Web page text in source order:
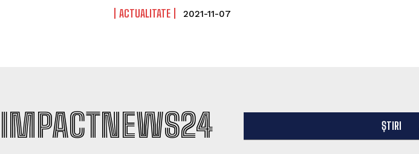
ACTUALITATE 2021-11-07
IMPACTNEWS24 ȘTIRI